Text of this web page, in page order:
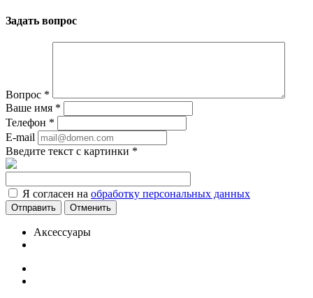
Задать вопрос
Вопрос *
Ваше имя *
Телефон *
E-mail
Введите текст с картинки *
Я согласен на обработку персональных данных
Отменить
Аксессуары